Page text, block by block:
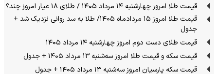
قیمت طلا امروز چهارشنبه ۱۴ مرداد ۱۴۰۵ / طلای ۱۸ عیار امروز چند؟
قیمت طلا امروز ۱۵ مردادماه ۱۴۰۵/ طلا به سد روانی نزدیک شد +
جدول
قیمت طلای دست دوم امروز چهارشنبه ۱۴ مرداد ۱۴۰۵
قیمت سکه و قیمت طلا امروز سه‌شنبه ۱۳ مرداد ۱۴۰۵ + جدول
قیمت سکه پارسیان امروز سه‌شنبه ۱۳ مرداد ۱۴۰۵ + جدول